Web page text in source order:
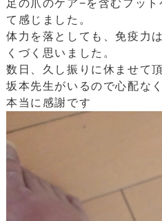
足の爪のケア−を含むフッ
て感じました。
体力を落としても、免疫力
くづく思いました。
数日、久し振りに休ませて
坂本先生がいるので心配な
本当に感謝です